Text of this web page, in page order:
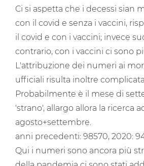
Ci si aspetta che i decessi sian
con il covid e senza i vaccini,
il covid e con i vaccini; invece
contrario, con i vaccini ci sono
L'attribuzione dei numeri ai
ufficiali risulta inoltre
Probabilmente è il mese di
'strano', allargo allora la ricerca
agosto+settembre.
anni precedenti: 98570, 2020:
Qui i numeri sono ancora più